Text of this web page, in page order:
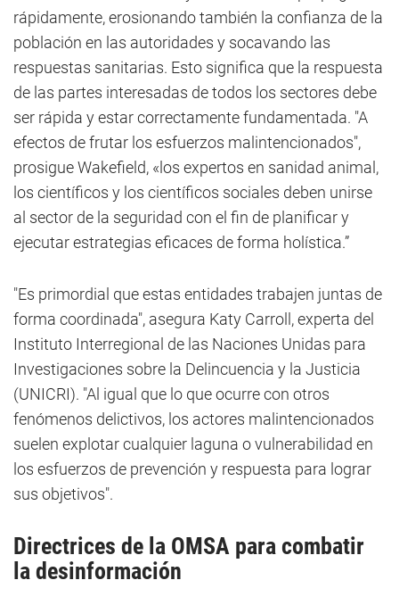
rápidamente, erosionando también la confianza de la
población en las autoridades y socavando las
respuestas sanitarias. Esto significa que la respuesta
de las partes interesadas de todos los sectores debe
ser rápida y estar correctamente fundamentada. "A
efectos de frutar los esfuerzos malintencionados",
prosigue Wakefield, «los expertos en sanidad animal,
los científicos y los científicos sociales deben unirse
al sector de la seguridad con el fin de planificar y
ejecutar estrategias eficaces de forma holística.”
"Es primordial que estas entidades trabajen juntas de
forma coordinada", asegura Katy Carroll, experta del
Instituto Interregional de las Naciones Unidas para
Investigaciones sobre la Delincuencia y la Justicia
(UNICRI). "Al igual que lo que ocurre con otros
fenómenos delictivos, los actores malintencionados
suelen explotar cualquier laguna o vulnerabilidad en
los esfuerzos de prevención y respuesta para lograr
sus objetivos".
Directrices de la OMSA para combatir
la desinformación